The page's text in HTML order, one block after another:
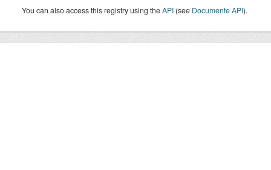
You can also access this registry using theAPI (see Documente API).